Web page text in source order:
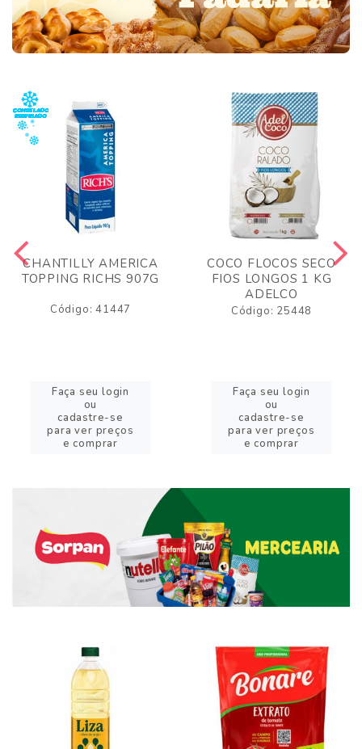
CHANTILLY AMERICA
TOPPING RICHS 907G
Código: 41447
Faça seu login
ou
cadastre-se
para ver preços
e comprar
COCO FLOCOS SECO
FIOS LONGOS 1 KG
ADELCO
Código: 25448
Faça seu login
ou
cadastre-se
para ver preços
e comprar